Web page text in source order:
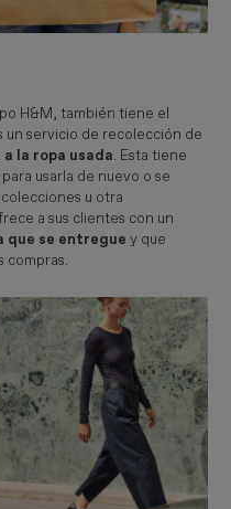
H&M, también tiene el
un servicio de recolección de
la ropa usada. Esta tiene
usarla de nuevo o se
u otra
a sus clientes con un
que se entregue y que
compras.